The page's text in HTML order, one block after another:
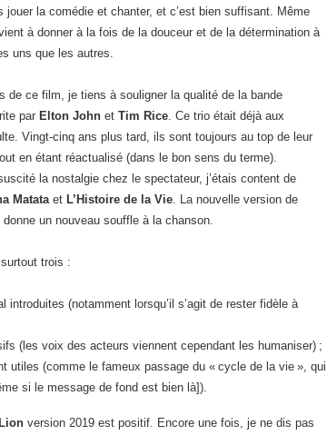
la comédie et chanter, et c’est bien suffisant. Même
à donner à la fois de la douceur et de la détermination à
uns que les autres.
de ce film, je tiens à souligner la qualité de la bande
par Elton John et Tim Rice . Ce trio était déjà aux
Vingt-cinq ans plus tard, ils sont toujours au top de leur
en étant réactualisé (dans le bon sens du terme).
la nostalgie chez le spectateur, j’étais content de
Matata et L’Histoire de la Vie . La nouvelle version de
un nouveau souffle à la chanson.
trois :
(notamment lorsqu’il s’agit de rester fidèle à
(les voix des acteurs viennent cependant les humaniser) ;
utiles (comme le fameux passage du « cycle de la vie », qui
si le message de fond est bien là]).
version 2019 est positif. Encore une fois, je ne dis pas